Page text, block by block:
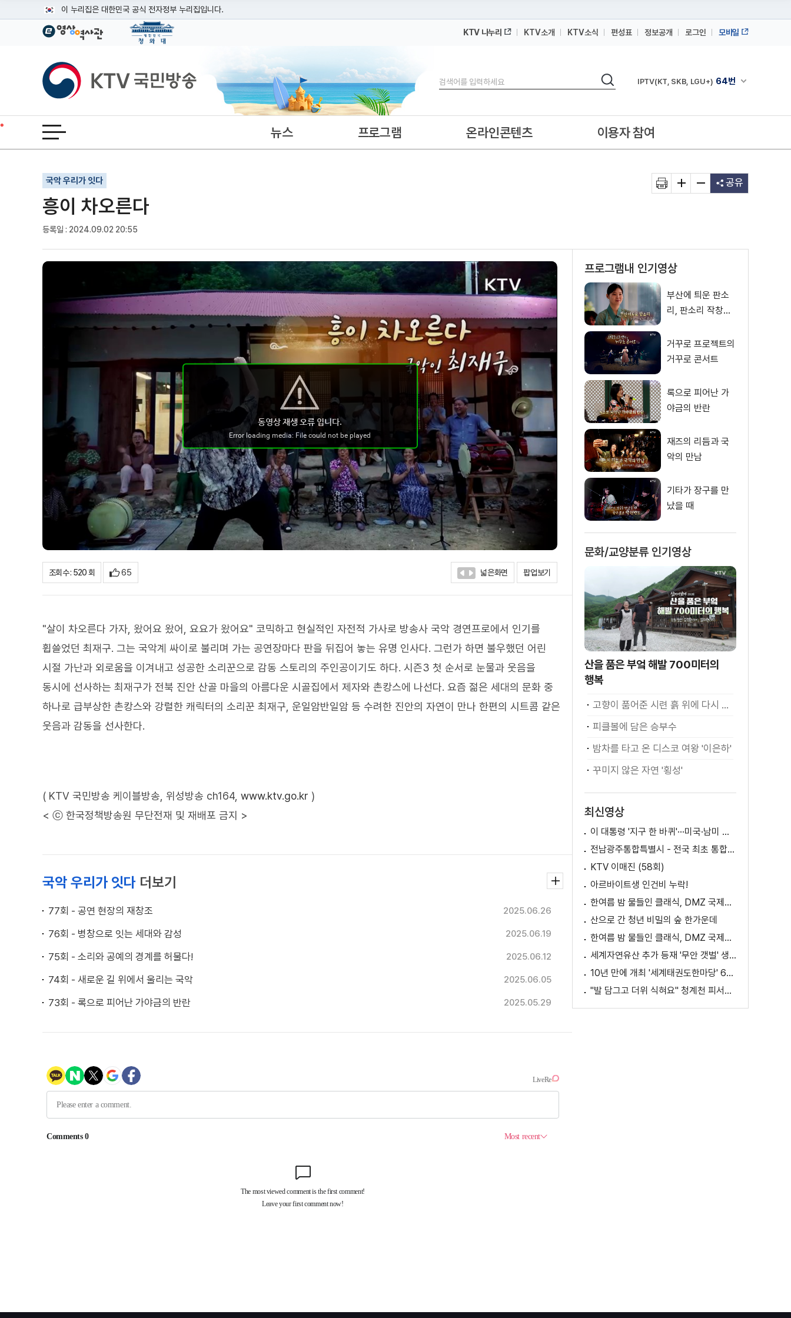
이 누리집은 대한민국 공식 전자정부 누리집입니다.
공식 누리집 주소 확인하기
이밖에 or.kr 또는 .kr등 다른 도메인 주소를 사용하고 있다면 아래 URL에서 도메인 주소를 확인해 보세요
운영중인 공식 누리집보기
KTV 나누리 KTV소개 KTV소식 편성표 정보공개 로그인 모바일
KTV국민방송
검색
검색 채널안내 펼쳐
IPTV(KT, SKB, LGU+) 64번
IPTV(KT, SKB, LGU+)
전체메뉴 열기 뉴스 프로그램 온라인콘텐츠 이용자 참여
국악 우리가 잇다
흥이 차오른다
등록일 : 2024.09.02 20:55
기사인쇄
글자확대
글자축소 공유
조회수 : 520 회 65 넓은화면 팝업보기
"살이 차오른다 가자, 왔어요 왔어, 요요가 왔어요" 코믹하고 현실적인 자전적 가사로 방송사 국악 경연프로에서 인기를
휩쓸었던 최재구. 그는 국악계 싸이로 불리며 가는 공연장마다 판을 뒤집어 놓는 유명 인사다. 그런가 하면 불우했던 어린
시절 가난과 외로움을 이겨내고 성공한 소리꾼으로 감동 스토리의 주인공이기도 하다. 시즌3 첫 순서로 눈물과 웃음을
동시에 선사하는 최재구가 전북 진안 산골 마을의 아름다운 시골집에서 제자와 촌캉스에 나선다. 요즘 젊은 세대의 문화 중
하나로 급부상한 촌캉스와 강렬한 캐릭터의 소리꾼 최재구, 운일암반일암 등 수려한 진안의 자연이 만나 한편의 시트콤 같은
웃음과 감동을 선사한다.
( KTV 국민방송 케이블방송, 위성방송 ch164, www.ktv.go.kr )
< ⓒ 한국정책방송원 무단전재 및 재배포 금지 >
국악 우리가 잇다 더보기
77회 - 공연 현장의 재창조 2025.06.26
76회 - 병창으로 잇는 세대와 감성 2025.06.19
75회 - 소리와 공예의 경계를 허물다! 2025.06.12
74회 - 새로운 길 위에서 울리는 국악 2025.06.05
73회 - 록으로 피어난 가야금의 반란 2025.05.29
프로그램내 인기영상
부산에 틔운 판소
리, 판소리 작창가
거꾸로 프로젝트의
거꾸로 콘서트
록으로 피어난 가
야금의 반란
재즈의 리듬과 국
악의 만남
기타가 장구를 만
났을 때
문화/교양분류 인기영상
산을 품은 부엌 해발 700미터의
행복
고향이 품어준 시련 흙 위에 다시 서다
피클볼에 담은 승부수
밤차를 타고 온 디스코 여왕 '이은하'
꾸미지 않은 자연 '횡성'
최신영상
이 대통령 '지구 한 바퀴'···미국·남미 순방 성과는? / AX 대전환의 시대! 국민 위한 적극 행정은?
전남광주통합특별시 - 전국 최초 통합돌봄 모델
KTV 이매진 (58회)
아르바이트생 인건비 누락!
한여름 밤 물들인 클래식, DMZ 국제음악제 성황
산으로 간 청년 비밀의 숲 한가운데
한여름 밤 물들인 클래식, DMZ 국제음악제 성황
세계자연유산 추가 등재 '무안 갯벌' 생태 체험
10년 만에 개최 '세계태권도한마당' 61개국 참가
"발 담그고 더위 식혀요" 청계천 피서지로 인기